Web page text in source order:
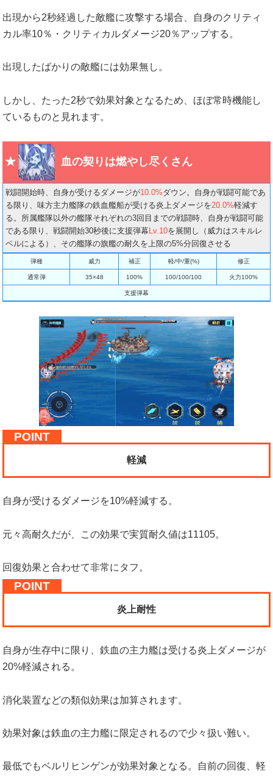
出現から2秒経過した敵艦に攻撃する場合、自身のクリティ
カル率10％・クリティカルダメージ20％アップする。
出現したばかりの敵艦には効果無し。
しかし、たった2秒で効果対象となるため、ほぼ常時機能し
ているものと見れます。
血の契りは燃やし尽くさん
戦闘開始時、自身が受けるダメージが10.0%ダウン。自身が戦闘可能であ
る限り、味方主力艦隊の鉄血艦船が受ける炎上ダメージを20.0%軽減す
る。所属艦隊以外の艦隊それぞれの3回目までの戦闘時、自身が戦闘可能
である限り、戦闘開始30秒後に支援弾幕 Lv.10を展開し（威力はスキルレ
ベルによる）、その艦隊の旗艦の耐久を上限の5%分回復させる
弾種 威力 補正 軽/中/重(%) 修正
通常弾 35×48 100% 100/100/100 火力100%
支援弾幕
軽減
自身が受けるダメージを10%軽減する。
元々高耐久だが、この効果で実質耐久値は11105。
回復効果と合わせて非常にタフ。
炎上耐性
自身が生存中に限り、鉄血の主力艦は受ける炎上ダメージが
20%軽減される。
消化装置などの類似効果は加算されます。
効果対象は鉄血の主力艦に限定されるので少々扱い難い。
最低でもベルリヒンゲンが効果対象となる。自前の回復、軽